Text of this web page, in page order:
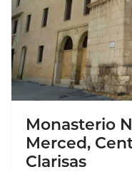
Monasterio
Merced,
Clarisas